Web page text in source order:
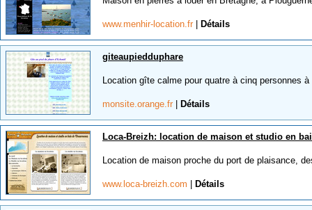
www.menhir-location.fr Détails
giteaupiedduphare
Location gîte calme pour quatre à cinq personnes
monsite.orange.fr Détails
Loca-Breizh: location de maison et studio en
Location de maison proche du port de plaisance,
www.loca-breizh.com Détails